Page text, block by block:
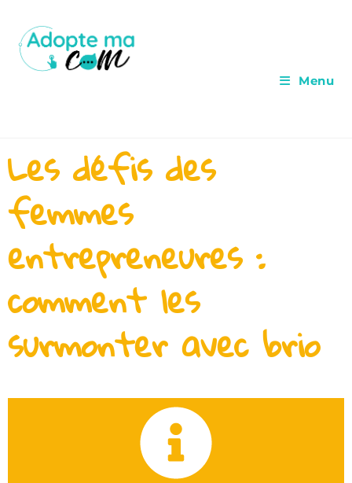
Menu
Les défis des
femmes
entrepreneures :
comment les
surmonter avec brio